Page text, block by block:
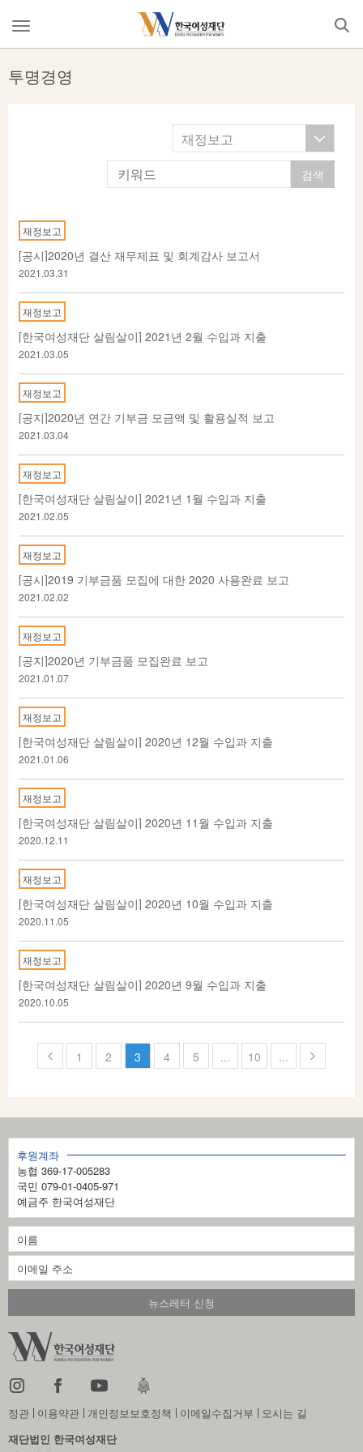
메
뉴
기
투명경영
재정보고
재정보고
[공시]2020년 결산 재무제표 및 회계감사 보고서
2021.03.31
재정보고
[한국여성재단 살림살이] 2021년 2월 수입과 지출
2021.03.05
재정보고
[공지]2020년 연간 기부금 모금액 및 활용실적 보고
2021.03.04
재정보고
[한국여성재단 살림살이] 2021년 1월 수입과 지출
2021.02.05
재정보고
[공시]2019 기부금품 모집에 대한 2020 사용완료 보고
2021.02.02
재정보고
[공지]2020년 기부금품 모집완료 보고
2021.01.07
재정보고
[한국여성재단 살림살이] 2020년 12월 수입과 지출
2021.01.06
재정보고
[한국여성재단 살림살이] 2020년 11월 수입과 지출
2020.12.11
재정보고
[한국여성재단 살림살이] 2020년 10월 수입과 지출
2020.11.05
재정보고
[한국여성재단 살림살이] 2020년 9월 수입과 지출
2020.10.05
의
1
4
1 2 3 4 5 ... 10 ...
후원계좌
농협 369-17-005283
국민 079-01-0405-971
예금주 한국여성재단
정관 이용약관 개인정보보호정책 이메일수집거부
오시는 길
재단법인 한국여성재단